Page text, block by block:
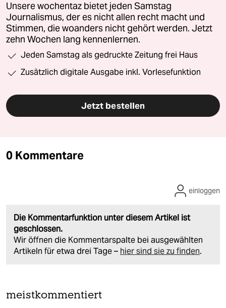
Unsere wochentaz bietet jeden Samstag
Journalismus, der es nicht allen recht macht und
Stimmen, die woanders nicht gehört werden. Jetzt
zehn Wochen lang kennenlernen.
Jeden Samstag als gedruckte Zeitung frei Haus
Zusätzlich digitale Ausgabe inkl. Vorlesefunktion
Jetzt bestellen
0 Kommentare
Die Kommentarfunktion unter diesem Artikel ist
geschlossen.
Wir öffnen die Kommentarspalte bei ausgewählten
Artikeln für etwa drei Tage – hier sind sie zu finden.
einloggen
meistkommentiert